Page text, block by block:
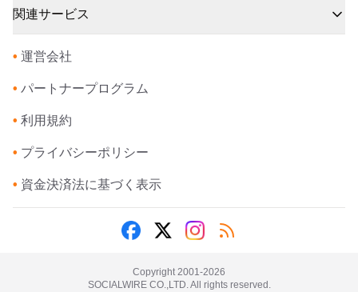
関連サービス
• 運営会社
• パートナープログラム
• 利用規約
• プライバシーポリシー
• 資金決済法に基づく表示
Copyright 2001-2026
SOCIALWIRE CO.,LTD. All rights reserved.